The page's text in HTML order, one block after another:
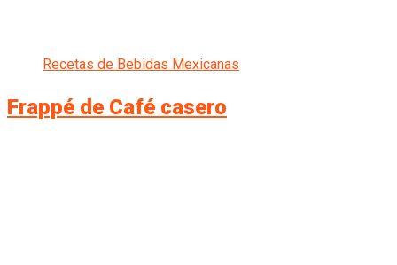
Recetas de Bebidas Mexicanas
Frappé de Café casero